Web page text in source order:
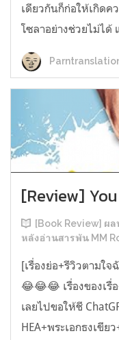
เดียวกันก็ก่อให้เกิดค
โซลาอย่างช่วยไม่ได้
[Review]
[Book Review] ผ
หลังอ่านสารพัน MM
[เรื่องย่อ+รีวิวตามใ
😂😂😂 เรื่องของเรื่
เลยไปขอให้ชี
HEA+พระเอกธงเขี